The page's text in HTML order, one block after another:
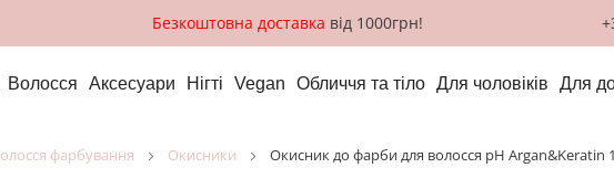
Безкоштовна доставка від 1000грн!
Волосся Аксесуари Нігті Vegan Обличчя та тіло Для чоловіків Для
волосся фарбування окисники Окисник до фарби для волосся pH Argan&Keratin